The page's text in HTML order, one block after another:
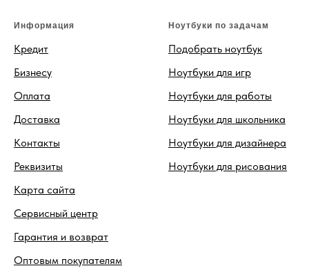
Информация
Кредит
Бизнесу
Оплата
Доставка
Контакты
Реквизиты
Карта сайта
Сервисный центр
Гарантия и возврат
Оптовым покупателям
Ноутбуки по задачам
Подобрать ноутбук
Ноутбуки для игр
Ноутбуки для работы
Ноутбуки для школьника
Ноутбуки для дизайнера
Ноутбуки для рисования